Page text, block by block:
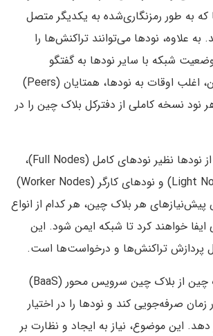
به طور رمزنگاری‌شده به یکدیگر متصل
به علاوه، نودها می‌توانند تراکنش‌ها را
وضعیت شبکه با سایر نودها به گفتگو
بپردازند. علاوه بر این، اغلب اوقات به نودها، همتایان (Peers)
نود نسخه کاملی از دفترکل بلاک چین را در
چندین نوع مختلف از نودها نظیر نودهای کامل (Full Nodes)،
نودهای سبک (Light Nodes) و نودهای کارگر (Worker Nodes)
هر بلاک چین، هر کدام از انواع
خواهند کرد تا شبکه ایمن شود. این
پردازش تراکنش‌ها و درخواست‌ها است.
ارائه‌دهنده نود بلاک چین از بلاک چین سرویس محور (BaaS)
زمان صرفه‌جویی کند و نودها را در اختیار
این موضوع، نیاز به ایجاد و نظارت بر